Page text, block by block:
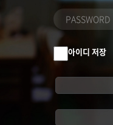
아이디 저장